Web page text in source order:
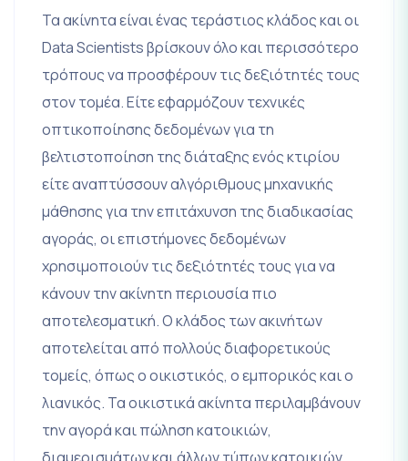
Τα ακίνητα είναι ένας τεράστιος κλάδος και οι
Data Scientists βρίσκουν όλο και περισσότερο
τρόπους να προσφέρουν τις δεξιότητές τους
στον τομέα. Είτε εφαρμόζουν τεχνικές
οπτικοποίησης δεδομένων για τη
βελτιστοποίηση της διάταξης ενός κτιρίου
είτε αναπτύσσουν αλγόριθμους μηχανικής
μάθησης για την επιτάχυνση της διαδικασίας
αγοράς, οι επιστήμονες δεδομένων
χρησιμοποιούν τις δεξιότητές τους για να
κάνουν την ακίνητη περιουσία πιο
αποτελεσματική. Ο κλάδος των ακινήτων
αποτελείται από πολλούς διαφορετικούς
τομείς, όπως ο οικιστικός, ο εμπορικός και ο
λιανικός. Τα οικιστικά ακίνητα περιλαμβάνουν
την αγορά και πώληση κατοικιών,